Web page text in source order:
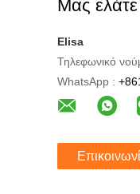
Μας
Elisa
Τηλεφωνικό
WhatsApp :